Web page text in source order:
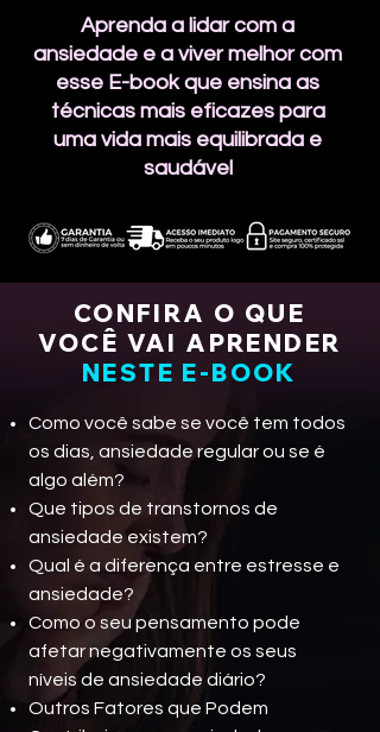
Aprenda a lidar com a
ansiedade e a viver melhor com
esse E-book que ensina as
técnicas mais eficazes para
uma vida mais equilibrada e
saudável
CONFIRA O QUE
VOCÊ VAI APRENDER
NESTE E-BOOK
Como você sabe se você tem todos
os dias, ansiedade regular ou se é
algo além?
Que tipos de transtornos de
ansiedade existem?
Qual é a diferença entre estresse e
ansiedade?
Como o seu pensamento pode
afetar negativamente os seus
níveis de ansiedade diário?
Outros Fatores que Podem